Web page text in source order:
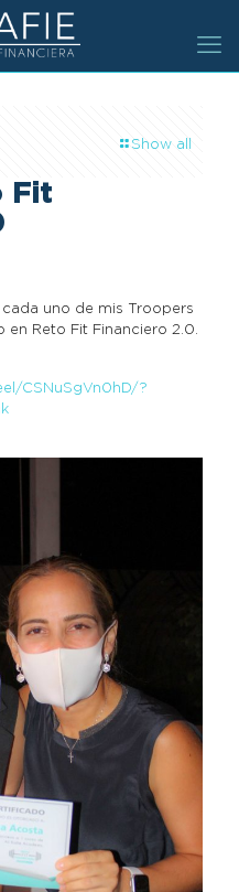
Show all
Fit
uno de mis Troopers
Reto Fit Financiero 2.0.
CSNuSgVn0hD/?